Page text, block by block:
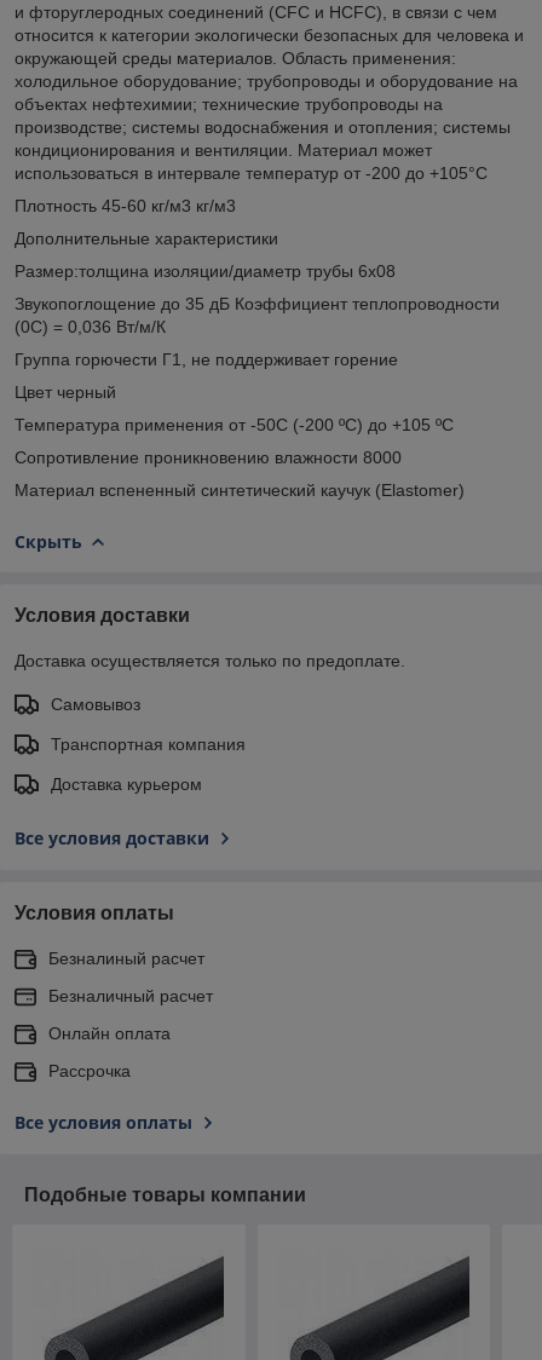
и фторуглеродных соединений (CFC и HCFC), в связи с чем
относится к категории экологически безопасных для человека и
окружающей среды материалов. Область применения:
холодильное оборудование; трубопроводы и оборудование на
объектах нефтехимии; технические трубопроводы на
производстве; системы водоснабжения и отопления; системы
кондиционирования и вентиляции. Материал может
использоваться в интервале температур от -200 до +105°C
Плотность 45-60 кг/м3 кг/м3
Дополнительные характеристики
Размер:толщина изоляции/диаметр трубы 6х08
Звукопоглощение до 35 дБ Коэффициент теплопроводности
(0C) = 0,036 Вт/м/К
Группа горючести Г1, не поддерживает горение
Цвет черный
Температура применения от -50С (-200 ºС) до +105 ºС
Сопротивление проникновению влажности 8000
Материал вспененный синтетический каучук (Elastomer)
Скрыть
Условия доставки
Доставка осуществляется только по предоплате.
Самовывоз
Транспортная компания
Доставка курьером
Все условия доставки
Условия оплаты
Безналиный расчет
Безналичный расчет
Онлайн оплата
Рассрочка
Все условия оплаты
Подобные товары компании